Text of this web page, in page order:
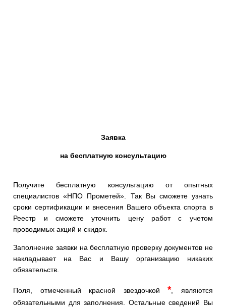
Заявка
на бесплатную консультацию
Получите бесплатную консультацию от опытных
специалистов «НПО Прометей». Так Вы сможете узнать
сроки сертификации и внесения Вашего объекта спорта в
Реестр и сможете уточнить цену работ с учетом
проводимых акций и скидок.
Заполнение заявки на бесплатную проверку документов не
накладывает на Вас и Вашу организацию никаких
обязательств.
Поля, отмеченный красной звездочкой*, являются
обязательными для заполнения. Остальные сведений Вы